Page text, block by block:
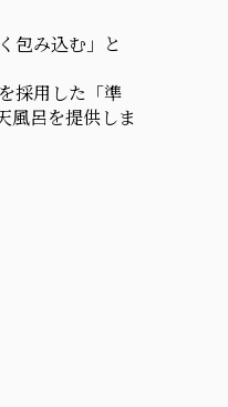
包み込む」と
採用した「準
風呂を提供しま